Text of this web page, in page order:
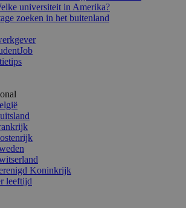
universiteit in Amerika?
zoeken in het buitenland
Koninkrijk
leeftijd